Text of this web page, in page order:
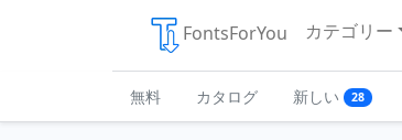
FontsForYou カテゴリー
無料 カタログ 新しい 28